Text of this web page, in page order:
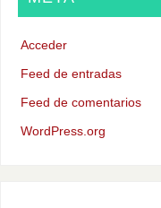
Acceder
Feed de entradas
Feed de comentarios
WordPress.org